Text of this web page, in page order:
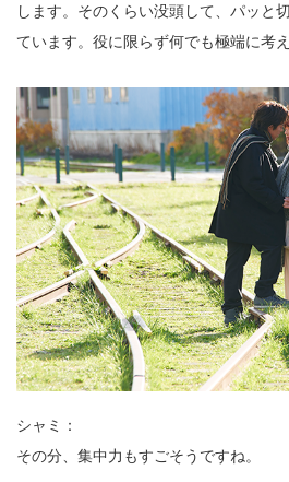
します。そのくらい没頭して、パッと
ています。役に限らず何でも極端に考
シャミ：
その分、集中力もすごそうですね。